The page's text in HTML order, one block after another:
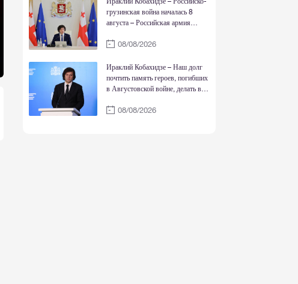
личностью
грузинская война началась 8
августа – Российская армия
соответствующее заявление
То, что случилось 7 августа, это
то, что режим Саакашвили
обстрелял Цхинвали
08/08/2026
Ираклий Кобахидзе – Наш долг
почтить память героев, погибших
в Августовской войне, делать все
восстановления территориальной
08/08/2026